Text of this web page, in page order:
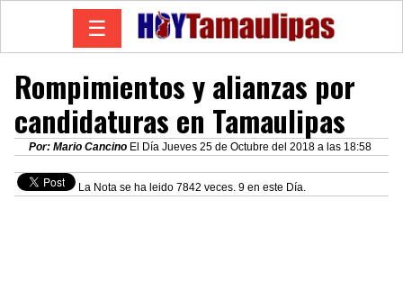
☰
Rompimientos y alianzas por
candidaturas en Tamaulipas
Por: Mario Cancino El Día Jueves 25 de Octubre del 2018 a las 18:58
La Nota se ha leido 7842 veces. 9 en este Día.